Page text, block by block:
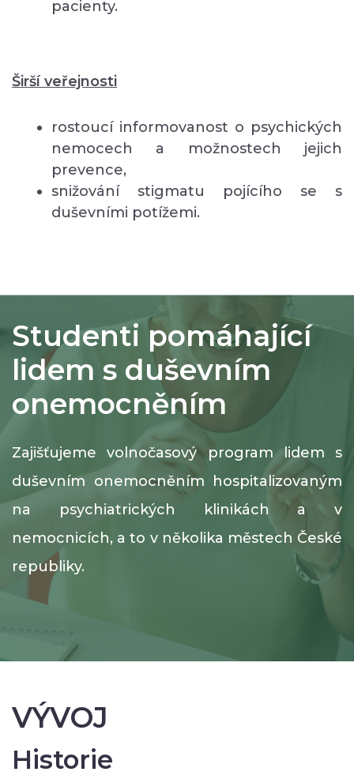
pacienty.
Širší veřejnosti
rostoucí informovanost o psychických
nemocech a možnostech jejich
prevence,
snižování stigmatu pojícího se s
duševními potížemi.
Studenti pomáhající
lidem s duševním
onemocněním
Zajišťujeme volnočasový program lidem s
duševním onemocněním hospitalizovaným
na psychiatrických klinikách a v
nemocnicích, a to v několika městech České
republiky.
VÝVOJ
Historie